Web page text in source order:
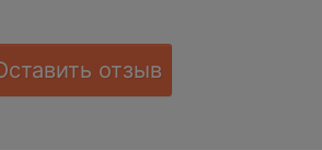
отзыв